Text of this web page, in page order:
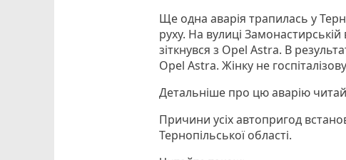
Ще одна аварія трапилась у
руху. На вулиці Замонастирській
зіткнувся з Opel Astra. В
Opel Astra. Жінку не
Детальніше про цю аварію
Причини усіх автопригод
Тернопільської області.